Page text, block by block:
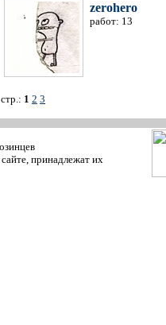
zerohero
работ: 13
стр.: 1 2 3
принадлежат их